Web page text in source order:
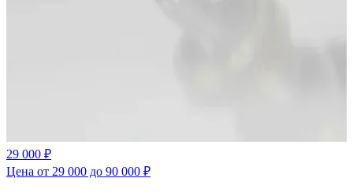
29 000 ₽
Цена от 29 000 до 90 000 ₽